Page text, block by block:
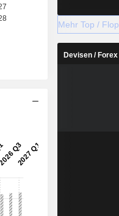
Mehr Top / Flop
Devisen / Forex